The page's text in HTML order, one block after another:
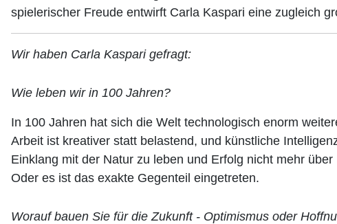
spielerischer Freude entwirft Carla Kaspari eine zugleich
Wir haben Carla Kaspari gefragt:
Wie leben wir in 100 Jahren?
In 100 Jahren hat sich die Welt technologisch enorm
Arbeit ist kreativer statt belastend, und künstliche
Einklang mit der Natur zu leben und Erfolg nicht mehr
Oder es ist das exakte Gegenteil eingetreten.
Worauf bauen Sie für die Zukunft - Optimismus oder